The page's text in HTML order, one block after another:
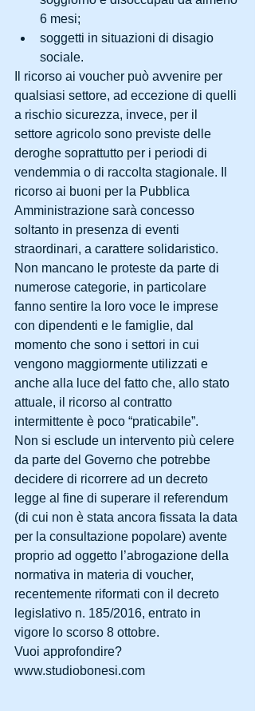
6 mesi;
soggetti in situazioni di disagio
sociale.
Il ricorso ai voucher può avvenire per
qualsiasi settore, ad eccezione di quelli
a rischio sicurezza, invece, per il
settore agricolo sono previste delle
deroghe soprattutto per i periodi di
vendemmia o di raccolta stagionale. Il
ricorso ai buoni per la Pubblica
Amministrazione sarà concesso
soltanto in presenza di eventi
straordinari, a carattere solidaristico.
Non mancano le proteste da parte di
numerose categorie, in particolare
fanno sentire la loro voce le imprese
con dipendenti e le famiglie, dal
momento che sono i settori in cui
vengono maggiormente utilizzati e
anche alla luce del fatto che, allo stato
attuale, il ricorso al contratto
intermittente è poco “praticabile”.
Non si esclude un intervento più celere
da parte del Governo che potrebbe
decidere di ricorrere ad un decreto
legge al fine di superare il referendum
(di cui non è stata ancora fissata la data
per la consultazione popolare) avente
proprio ad oggetto l’abrogazione della
normativa in materia di voucher,
recentemente riformati con il decreto
legislativo n. 185/2016, entrato in
vigore lo scorso 8 ottobre.
Vuoi approfondire?
www.studiobonesi.com